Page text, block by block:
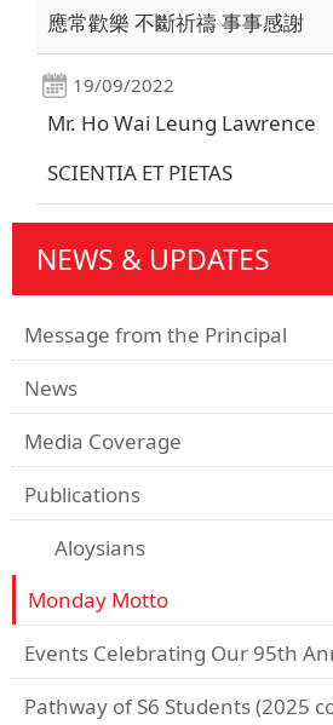
應常歡樂 不斷祈禱 事事感謝
19/09/2022
Mr. Ho Wai Leung Lawrence
SCIENTIA ET PIETAS
NEWS & UPDATES
Message from the Principal
News
Media Coverage
Publications
Aloysians
Monday Motto
Events Celebrating Our 95th
Pathway of S6 Students (2025